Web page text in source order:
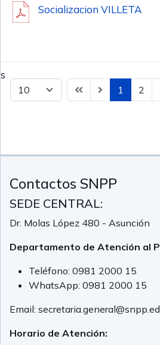
Socializacion VILLETA
1 2
Contactos SNPP
SEDE CENTRAL:
Dr. Molas López 480 - Asunción
Departamento de Atención al
Teléfono: 0981 2000 15
WhatsApp: 0981 2000 15
Email:
Horario de Atención: